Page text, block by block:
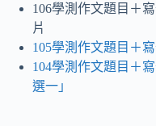
106學測作文題目＋
片
105學測作文題目＋
104學測作文題目＋
選一」